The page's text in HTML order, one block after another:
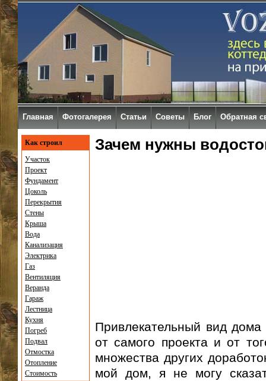
Зачем нужны
Привлекательный вид дома
от самого проекта и от
множества других
мой дом, я не могу
Как строил
Участок
Проект
Фундамент
Цоколь
Перекрытия
Стены
Крыша
Вода
Канализация
Электрика
Газ
Вентиляция
Веранда
Гараж
Лестница
Кухня
Погреб
Подвал
Отмостка
Отопление
Стоимость
Главная Фотогалерея Статьи Советы Блог Обратная